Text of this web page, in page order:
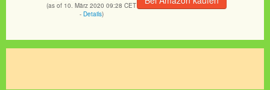
(as of 10. März 2020 09:28 CET
- Details)